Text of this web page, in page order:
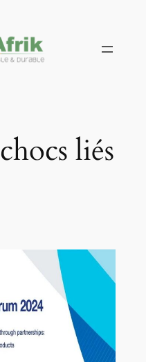
chocs liés